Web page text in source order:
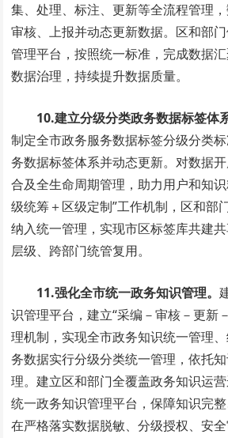
集、处理、标注、更新等全流程管理，
审核、上报并动态更新数据。区和部
管理平台，按照统一标准，完成数据
数据治理，持续提升数据质量。
10.建立分级分类政务数据标签体系
制定全市政务服务数据标签分级分类
务数据标签体系并动态更新。对数据
合及全生命周期管理，助力用户和知
级统筹＋区级定制”工作机制，区和部
纳入统一管理，实现市区标签库共建
层级、跨部门统管复用。
11.强化全市统一政务知识管理。
识管理平台，建立“采编－审核－更新
理机制，实现全市政务知识统一管理
务数据实行分级分类统一管理，依托
理。建立区和部门全覆盖政务知识运
统一政务知识管理平台，保障知识完整
在严格落实数据脱敏、分级授权、安